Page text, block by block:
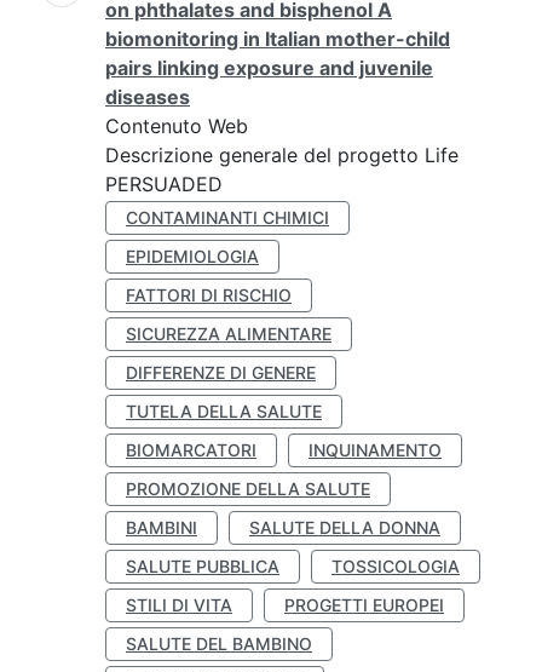
on phthalates and bisphenol A
biomonitoring in Italian mother-child
pairs linking exposure and juvenile
diseases
Contenuto Web
Descrizione generale del progetto Life
PERSUADED
CONTAMINANTI CHIMICI
EPIDEMIOLOGIA
FATTORI DI RISCHIO
SICUREZZA ALIMENTARE
DIFFERENZE DI GENERE
TUTELA DELLA SALUTE
BIOMARCATORI
INQUINAMENTO
PROMOZIONE DELLA SALUTE
BAMBINI
SALUTE DELLA DONNA
SALUTE PUBBLICA
TOSSICOLOGIA
STILI DI VITA
PROGETTI EUROPEI
SALUTE DEL BAMBINO